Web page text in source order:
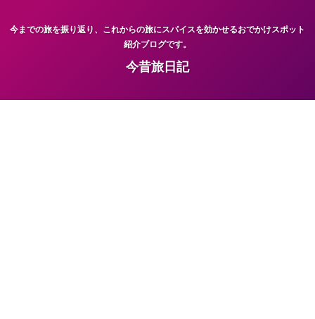
今までの旅を振り返り、これからの旅にスパイスを効かせるおでかけスポット
紹介ブログです。
今昔旅日記